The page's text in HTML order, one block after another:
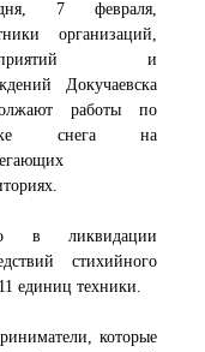
7 февраля,
организаций,
и
Докучаевска
работы по
снега на
в ликвидации
стихийного
единиц техники.
которые